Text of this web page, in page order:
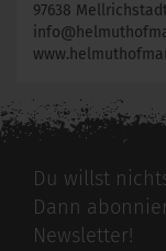
97638
Du willst
Dann
Newsletter!